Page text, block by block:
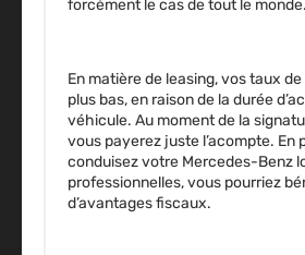
forcément le cas de tout le monde.
En matière de leasing, vos taux
plus bas, en raison de la durée
véhicule. Au moment de la
vous payerez juste l’acompte. En
conduisez votre Mercedes-Benz
professionnelles, vous pourriez
d’avantages fiscaux.